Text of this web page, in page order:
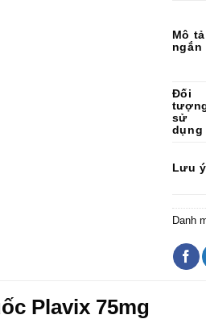
Mô tả
ngắn
Đối
sử
dụng
Lưu ý
Danh
Plavix 75mg